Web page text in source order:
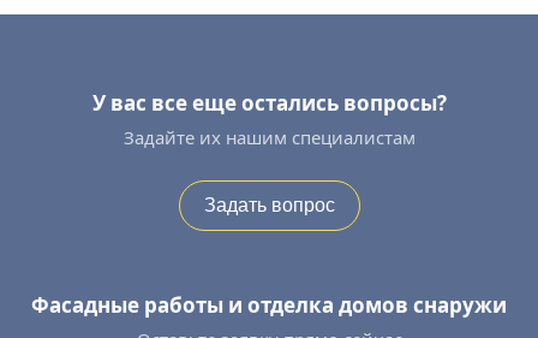
У вас все еще остались вопросы?
Задайте их нашим специалистам
Задать вопрос
Фасадные работы и отделка домов снаружи